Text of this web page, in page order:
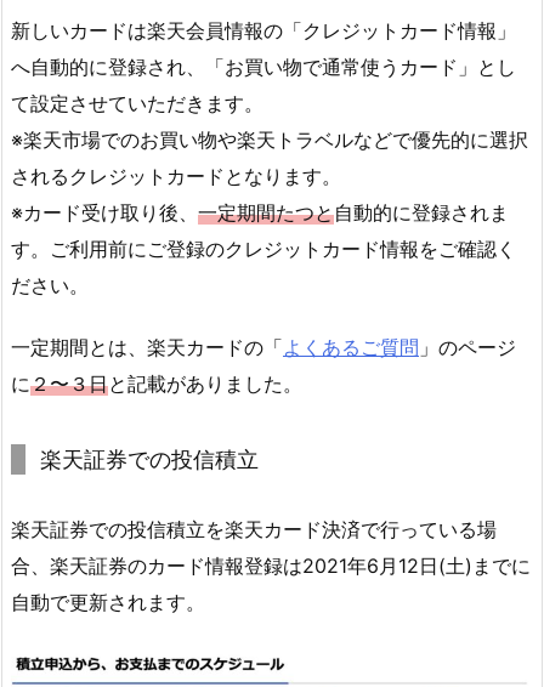
新しいカードは楽天会員情報の「クレジットカード情報」
へ自動的に登録され、「お買い物で通常使うカード」とし
て設定させていただきます。
※楽天市場でのお買い物や楽天トラベルなどで優先的に選択
されるクレジットカードとなります。
※カード受け取り後、 一定期間たつと自動的に登録されま
す。ご利用前にご登録のクレジットカード情報をご確認く
ださい。
一定期間とは、楽天カードの「よくあるご質問 」のページ
に２〜３日と記載がありました。
楽天証券での投信積立
楽天証券での投信積立を楽天カード決済で行っている場
合、楽天証券のカード情報登録は2021年6月12日(土)までに
自動で更新されます。